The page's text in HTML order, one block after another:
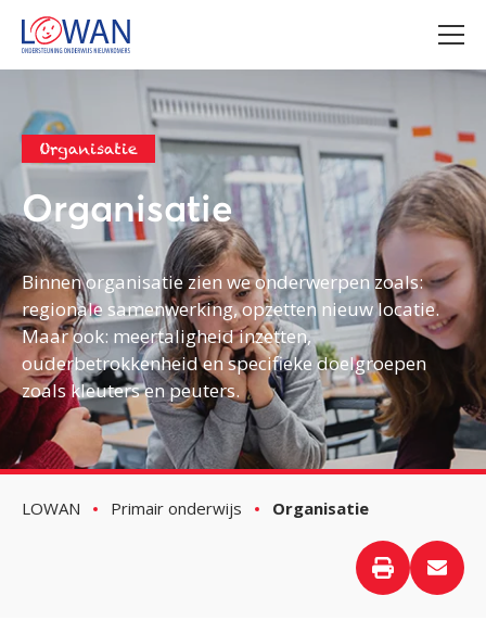
Organisatie
Organisatie
Binnen organisatie zien we onderwerpen zoals:
regionale samenwerking, opzetten nieuw locatie.
Maar ook: meertaligheid inzetten,
ouderbetrokkenheid en specifieke doelgroepen
zoals kleuters en peuters.
LOWAN Primair onderwijs Organisatie